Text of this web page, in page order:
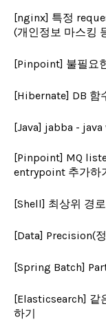
[nginx] 특정
(개인정보 마스킹
[Pinpoint] 불필요
[Hibernate] DB 함
[Java] jabba -
[Pinpoint] MQ
entrypoint 추가하
[Shell] 최상위 경
[Data] Precision(
[Spring Batch]
[Elasticsearch] 같
하기